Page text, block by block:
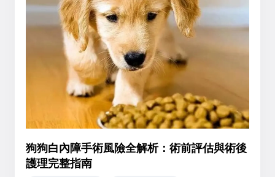
狗狗白內障手術風險全解析：術前評估與術後
護理完整指南